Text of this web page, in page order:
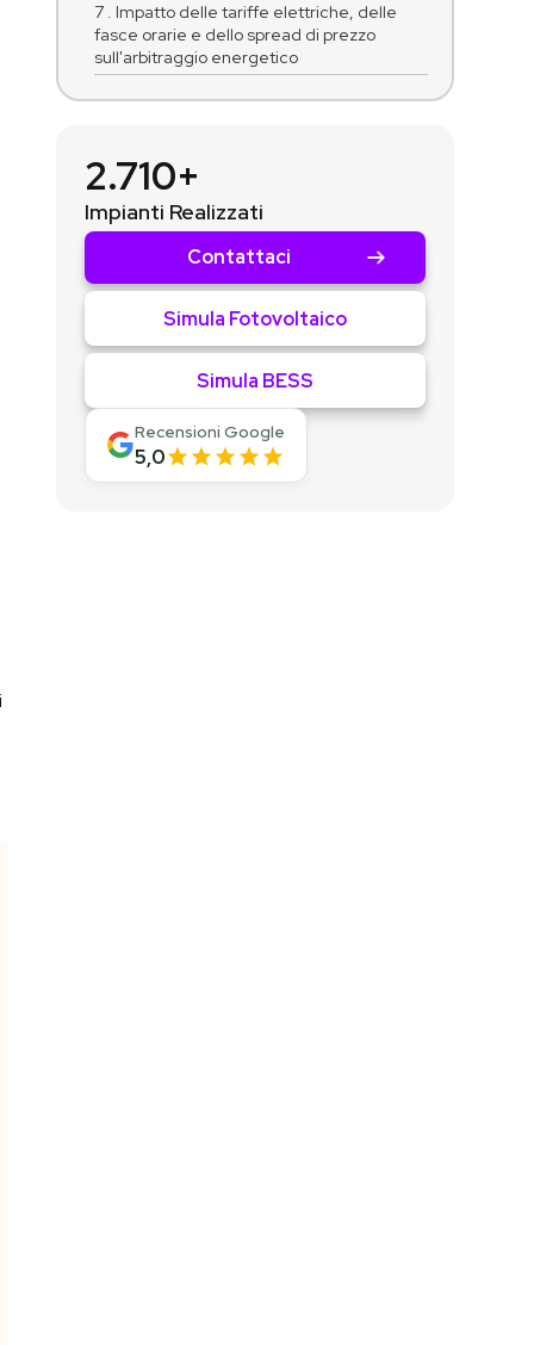
7 . Impatto delle tariffe elettriche, delle
fasce orarie e dello spread di prezzo
sull'arbitraggio energetico
2.710+
Impianti Realizzati
Contattaci
Simula Fotovoltaico
Simula BESS
Recensioni Google
5,0